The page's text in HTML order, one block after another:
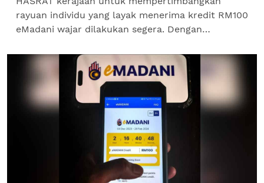
rayuan individu yang layak menerima kredit RM100
eMadani wajar dilakukan segera. Dengan
berkenaan...